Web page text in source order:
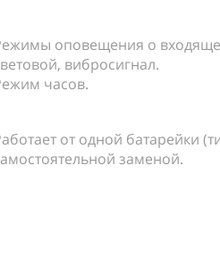
оповещения о
вибросигнал.
часов.
от одной батарейки
заменой.